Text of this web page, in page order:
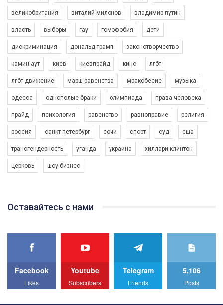
Зупинимо насильство проти ЛГБТ в Україні! Stop violence against LGBT in Ukraine!
6/30/2017
Емоційний та вражаючий промо-ролік на конкурс PACT, який
представляє програму "Гей-альянс Україна" з протидії
насильству проти ЛГБТ в Україні.
Ми просимо вашої підтримки, щоб реалізувати нашу
програму з боротьби з насильством проти ЛГБТ в Україні.
Якщо ти хочеш підтримати нас - просто натисни "лайк" під
best video, representing programme for the development of
We appeal to your support and ask to help us implement our plan
All you have to do is to press "Like" below the video.
Эмоционально сильный ролик от команды "Гей-альянс
1.9K Просмотров • 226 Нравится • 5 Комментариев
великобритания виталий милонов владимир путин
власть выборы гау гомофобия дети
дискриминация дональд трамп законотворчество
камин-аут киев киевпрайд кино лгбт
лгбт-движение марш равенства мракобесие музыка
одесса однополые браки олимпиада права человека
прайд психология равенство равноправие религия
россия санкт-петербург сочи спорт суд сша
трансгендерность уганда украина хиллари клинтон
церковь шоу-бизнес
Оставайтесь с нами
Facebook
Likes
Youtube
Subscribers
Telegram
Friends
5,106
Posts